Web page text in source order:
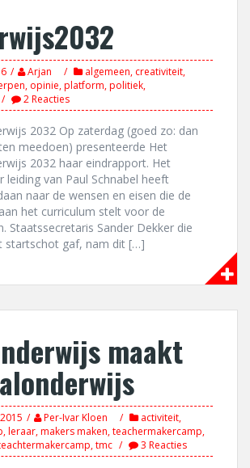
Arjan algemeen, creativiteit,
, opinie,platform,politiek,
2 Reacties
2032 Op zaterdag (goed zo: dan
meedoen) presenteerde Het
2032 haar eindrapport. Het
leiding van Paul Schnabel heeft
naar de wensen en eisen die de
het curriculum stelt voor de
Staatssecretaris Sander Dekker die
startschot gaf, nam dit […]
maakt
Per-Ivar Kloen activiteit,
,leraar,makers maken,teachermakercamp,
,tmc 3 Reacties